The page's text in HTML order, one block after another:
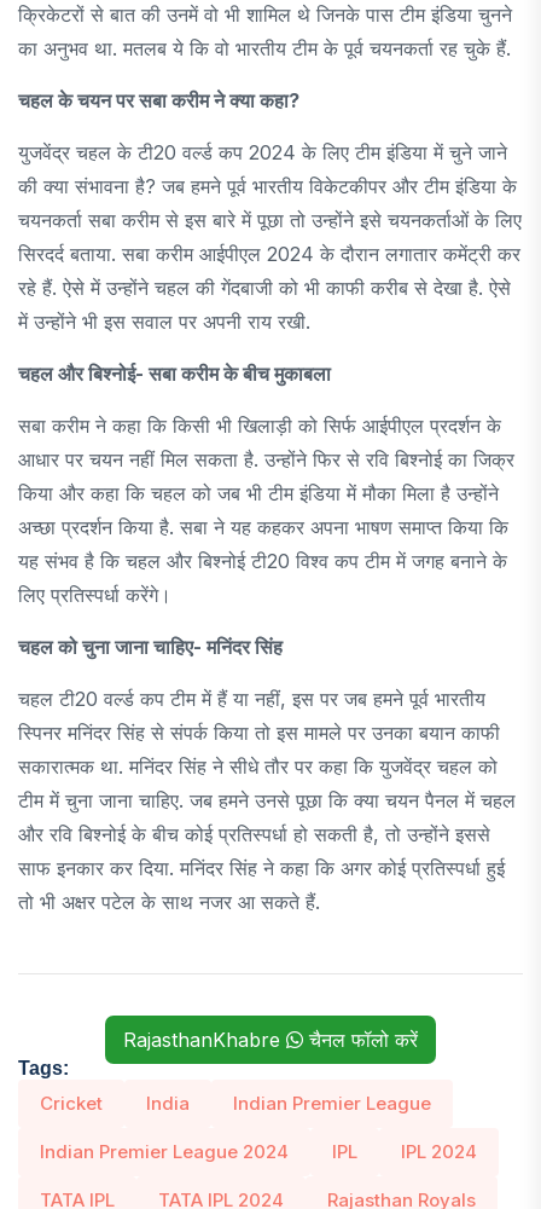
क्रिकेटरों से बात की उनमें वो भी शामिल थे जिनके पास टीम इंडिया चुनने
का अनुभव था. मतलब ये कि वो भारतीय टीम के पूर्व चयनकर्ता रह चुके हैं.
चहल के चयन पर सबा करीम ने क्या कहा?
युजवेंद्र चहल के टी20 वर्ल्ड कप 2024 के लिए टीम इंडिया में चुने जाने
की क्या संभावना है? जब हमने पूर्व भारतीय विकेटकीपर और टीम इंडिया के
चयनकर्ता सबा करीम से इस बारे में पूछा तो उन्होंने इसे चयनकर्ताओं के लिए
सिरदर्द बताया. सबा करीम आईपीएल 2024 के दौरान लगातार कमेंट्री कर
रहे हैं. ऐसे में उन्होंने चहल की गेंदबाजी को भी काफी करीब से देखा है. ऐसे
में उन्होंने भी इस सवाल पर अपनी राय रखी.
चहल और बिश्नोई- सबा करीम के बीच मुकाबला
सबा करीम ने कहा कि किसी भी खिलाड़ी को सिर्फ आईपीएल प्रदर्शन के
आधार पर चयन नहीं मिल सकता है. उन्होंने फिर से रवि बिश्नोई का जिक्र
किया और कहा कि चहल को जब भी टीम इंडिया में मौका मिला है उन्होंने
अच्छा प्रदर्शन किया है. सबा ने यह कहकर अपना भाषण समाप्त किया कि
यह संभव है कि चहल और बिश्नोई टी20 विश्व कप टीम में जगह बनाने के
लिए प्रतिस्पर्धा करेंगे।
चहल को चुना जाना चाहिए- मनिंदर सिंह
चहल टी20 वर्ल्ड कप टीम में हैं या नहीं, इस पर जब हमने पूर्व भारतीय
स्पिनर मनिंदर सिंह से संपर्क किया तो इस मामले पर उनका बयान काफी
सकारात्मक था. मनिंदर सिंह ने सीधे तौर पर कहा कि युजवेंद्र चहल को
टीम में चुना जाना चाहिए. जब हमने उनसे पूछा कि क्या चयन पैनल में चहल
और रवि बिश्नोई के बीच कोई प्रतिस्पर्धा हो सकती है, तो उन्होंने इससे
साफ इनकार कर दिया. मनिंदर सिंह ने कहा कि अगर कोई प्रतिस्पर्धा हुई
तो भी अक्षर पटेल के साथ नजर आ सकते हैं.
RajasthanKhabre चैनल फॉलो करें
Tags:
Cricket India Indian Premier League
Indian Premier League 2024 IPL IPL 2024
TATA IPL TATA IPL 2024 Rajasthan Royals